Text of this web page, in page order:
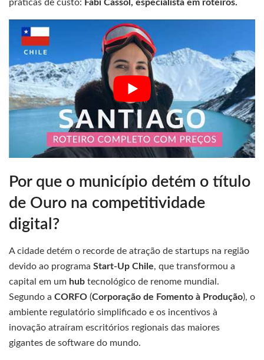
práticas de custo: Fabi Cassol, especialista em roteiros.
Por que o município detém o título
de Ouro na competitividade
digital?
A cidade detém o recorde de atração de startups na região
devido ao programa Start-Up Chile, que transformou a
capital em um hub tecnológico de renome mundial.
Segundo a CORFO (Corporação de Fomento à Produção), o
ambiente regulatório simplificado e os incentivos à
inovação atraíram escritórios regionais das maiores
gigantes de software do mundo.